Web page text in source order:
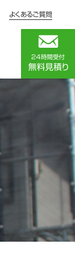
よくあるご質問
24時間受付
無料見積り